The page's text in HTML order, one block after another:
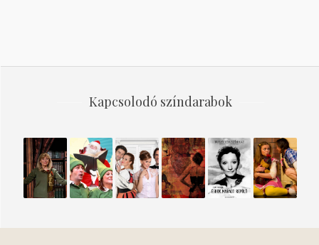
Kapcsolodó színdarabok
EGY
RÉGVOLT
KARÁCSONY
A
Mikulás
manói
MÁGNÁS
MISKA
PÁRIZSI
ÉJSZAKÁK
ÉGBEN
MARADT
REPÜLŐ
PANKA
ÉS A
MUMUS